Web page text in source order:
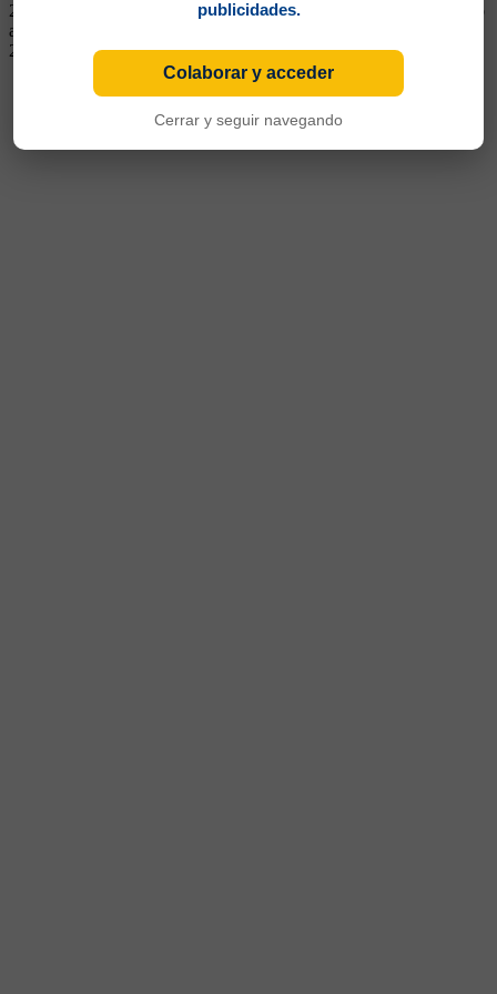
2020. Luego decayó. Continuó en Giresunspor de Turquía. Regresó
a mediados de 2023. Se fue a Nacional de Medellín en junio de
2024
publicidades.
Colaborar y acceder
Cerrar y seguir navegando